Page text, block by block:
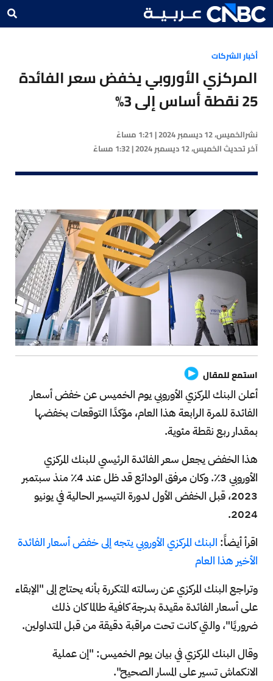
أخبار الشركات
المركزي الأوروبي يخفض سعر الفائدة
25 نقطة أساس إلى 3%
نشرالخميس، 12 ديسمبر 2024 | 1:21 مساءً
آخر تحديثالخميس، 12 ديسمبر 2024 | 1:32 مساءً
استمع للمقال
أعلن البنك المركزي الأوروبي يوم الخميس عن خفض أسعار
الفائدة للمرة الرابعة هذا العام، مؤكدًا التوقعات بخفضها
بمقدار ربع نقطة مئوية.
هذا الخفض يجعل سعر الفائدة الرئيسي للبنك المركزي
الأوروبي 3٪. وكان مرفق الودائع قد ظل عند 4٪ منذ سبتمبر
2023، قبل الخفض الأول لدورة التيسير الحالية في يونيو
2024.
اقرأ أيضاً: البنك المركزي الأوروبي يتجه إلى خفض أسعار الفائدة
الأخير هذا العام
وتراجع البنك المركزي عن رسالته المتكررة بأنه يحتاج إلى "الإبقاء
على أسعار الفائدة مقيدة بدرجة كافية طالما كان ذلك
ضروريًا"، والتي كانت تحت مراقبة دقيقة من قبل المتداولين.
وقال البنك المركزي في بيان يوم الخميس: "إن عملية
الانكماش تسير على المسار الصحيح".